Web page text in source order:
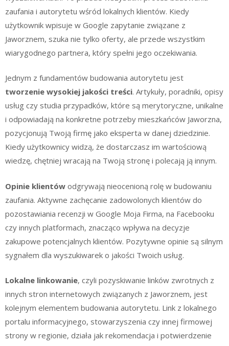
zaufania i autorytetu wśród lokalnych klientów. Kiedy
użytkownik wpisuje w Google zapytanie związane z
Jaworznem, szuka nie tylko oferty, ale przede wszystkim
wiarygodnego partnera, który spełni jego oczekiwania.
Jednym z fundamentów budowania autorytetu jest
tworzenie wysokiej jakości treści. Artykuły, poradniki, opisy
usług czy studia przypadków, które są merytoryczne, unikalne
i odpowiadają na konkretne potrzeby mieszkańców Jaworzna,
pozycjonują Twoją firmę jako eksperta w danej dziedzinie.
Kiedy użytkownicy widzą, że dostarczasz im wartościową
wiedzę, chętniej wracają na Twoją stronę i polecają ją innym.
Opinie klientów odgrywają nieocenioną rolę w budowaniu
zaufania. Aktywne zachęcanie zadowolonych klientów do
pozostawiania recenzji w Google Moja Firma, na Facebooku
czy innych platformach, znacząco wpływa na decyzje
zakupowe potencjalnych klientów. Pozytywne opinie są silnym
sygnałem dla wyszukiwarek o jakości Twoich usług.
Lokalne linkowanie, czyli pozyskiwanie linków zwrotnych z
innych stron internetowych związanych z Jaworznem, jest
kolejnym elementem budowania autorytetu. Link z lokalnego
portalu informacyjnego, stowarzyszenia czy innej firmowej
strony w regionie, działa jak rekomendacja i potwierdzenie